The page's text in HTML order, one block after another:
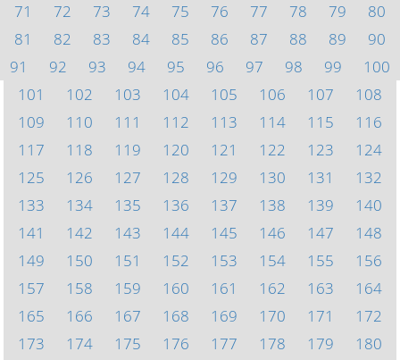
71
72 73 74 75 76 77 78 79
80
81
82 83 84 85 86 87 88 89
90
91
92 93 94 95 96 97 98 99
100
101
102 103 104 105 106 107
108
109
110 111 112 113 114 115
116
117
118 119 120 121 122 123
124
125
126 127 128 129 130 131
132
133
134 135 136 137 138 139
140
141
142 143 144 145 146 147
148
149
150 151 152 153 154 155
156
157
158 159 160 161 162 163
164
165
166 167 168 169 170 171
172
173
174 175 176 177 178 179
180